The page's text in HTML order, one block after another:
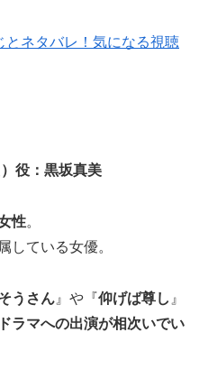
とネタバレ！気になる視聴
役：黒坂真美
性。
している女優。
うさん 』や『仰げば尊し 』
ラマへの出演が相次いでい